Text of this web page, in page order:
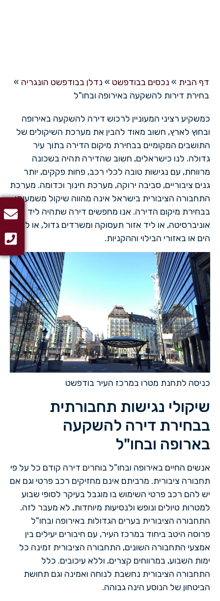
דף הבית » נכסים בבודפשט » נדלן בבודפשט הונגריה »
בחירת דירות להשקעה באירופה ובחו"ל
כמשקיע רציני המעוניין לרכוש דירה להשקעה באירופה
ובחוץ לארץ, חשוב מאוד להבין את מערכת השיקולים של
התושבים המקומיים בבחירת מיקום הדירה בתוך עיר
גדולה. לנו כישראלים, חשוב שהדירה תהיה בשכונה
מרווחת, עם נגישות טובה לכלי רכב, פחות פקקים, יותר
גנים ציבוריים, סביבה ירוקה, מערכת חינוך וכדומה. מערכת
התחבורה הציבורית בישראל אינה מהווה שיקול משמעותי
בבחירת מיקום הדירה. אנו מחפשים דירה שתהיה ליד
אוניברסיטה, או ליד אזור תעסוקה ומשרדים גדול, או ליד
הים או באזורי הבילוי וההקניות.
כניסה לתחנת מטרו במרכז העיר בודפשט
שיקולי נגישות תחבורתית
בבחירת דירה להשקעה
בארופה ובחו"ל
אנשים החיים באירופה ובחו"ל בוחרים דירה קודם כל על פי
תחבורה ציבורית. מרביתם אינם מחזיקים רכב פרטי וגם אם
יש להם רכב פרטי השימוש בו מוגבל בעיקר לסופי שבוע
למטרות טיולים ונופש ולנסיעות מיוחדות, לא מעבר לזה.
התחבורה הציבורית בערים הגדולות באירופה ובחו"ל
פרוסה היטב ביחוד במרכז העיר, עם חיבורים יעילים בין
אמצעי התחבורה השונים, התחבורה הציבורית זמינה כל
ימות השבוע, במרווחים קצרים, וללא עיכובים. כלל
התחבורה הציבורית נחשבת לנוחה ואמינה וגם תחושת
הביטחון של הנוסע הינה גבוהה.